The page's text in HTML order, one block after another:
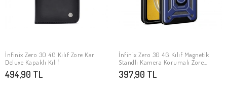
SEPETE EKLE
İnfinix Zero 30 4G Kılıf Zore Kar
Deluxe Kapaklı Kılıf
494,90 TL
SEPETE EKLE
İnfinix Zero 30 4G Kılıf Magnetik
Standlı Kamera Korumalı Zore
Sürgülü Vega Kapak
397,90 TL